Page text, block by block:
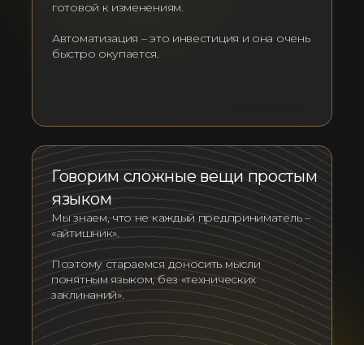
готовой к изменениям.
Автоматизация – это инвестиция и она очень
быстро окупается.
Говорим сложные вещи простым
языком
Мы знаем, что не каждый предприниматель –
«айтишник».
Поэтому стараемся доносить мысли
понятным языком, без «технических
заклинаний».